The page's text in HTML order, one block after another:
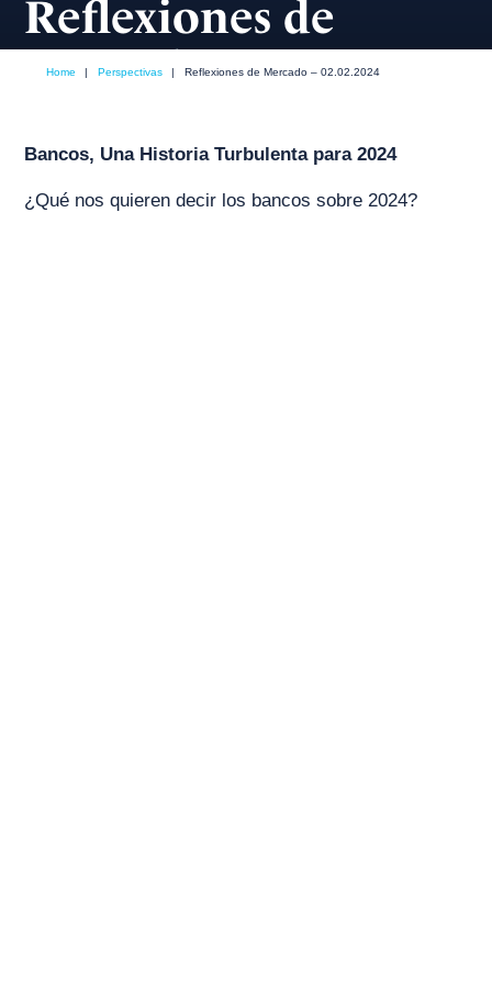
Reflexiones de
Mercado – 02.02.2024
Home | Perspectivas | Reflexiones de Mercado – 02.02.2024
Bancos, Una Historia Turbulenta para 2024
¿Qué nos quieren decir los bancos sobre 2024?